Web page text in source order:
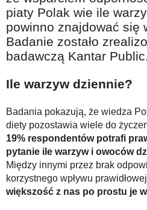
Warto naśladować
Coś dla ducha
Smacznie i zdrowo
O finansach i społeczeństwie
Stop samotności
Z internetem za pan brat
Bezpiecznie i w zgodzie z
piaty Polak wie ile
powinno znajdować się
Badanie zostało
badawczą Kantar Public.
Ile warzyw dziennie?
Badania pokazują, że wiedza
diety pozostawia wiele do
19% respondentów potrafi
pytanie ile warzyw i owoców
Między innymi przez brak
korzystnego wpływu
większość z nas po prostu je